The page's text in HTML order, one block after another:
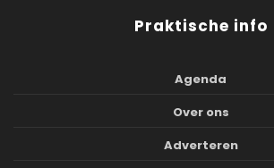
Praktische info
Agenda
Over ons
Adverteren